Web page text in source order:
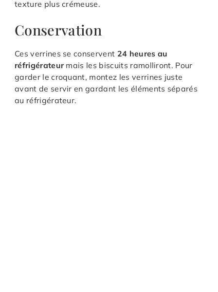
texture plus crémeuse.
Conservation
Ces verrines se conservent 24 heures au
réfrigérateurmais les biscuits ramolliront. Pour
garder le croquant, montez les verrines juste
avant de servir en gardant les éléments séparés
au réfrigérateur.